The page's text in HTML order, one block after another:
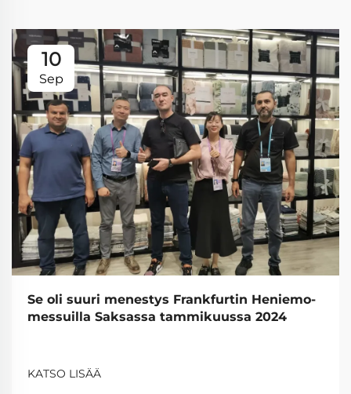
10
Sep
Se oli suuri menestys Frankfurtin Heniemo-
messuilla Saksassa tammikuussa 2024
KATSO LISÄÄ